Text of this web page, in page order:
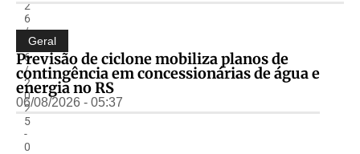
2
6
/
0
6
/
2
0
2
5
-
0
Geral
Previsão de ciclone mobiliza planos de
contingência em concessionárias de água e
energia no RS
06/08/2026 - 05:37